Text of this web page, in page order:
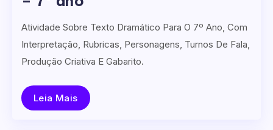
Atividade Sobre Texto Dramático Para O 7º Ano, Com
Interpretação, Rubricas, Personagens, Turnos De Fala,
Produção Criativa E Gabarito.
Leia Mais